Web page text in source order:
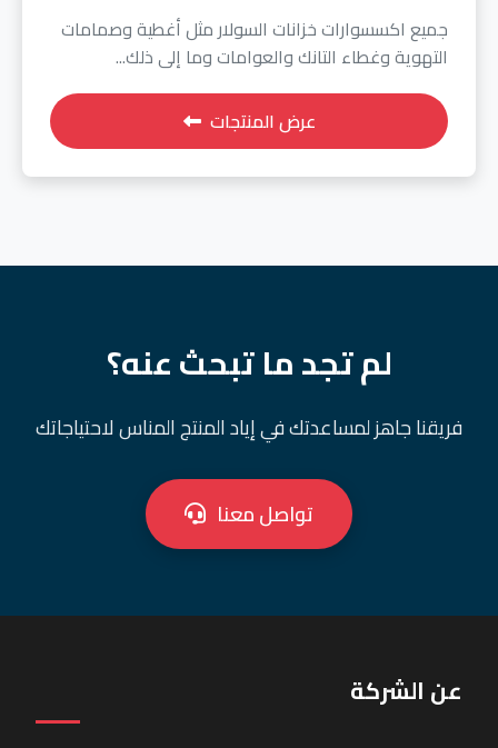
جميع اكسسوارات خزانات السولار مثل أغطية وصمامات
التهوية وغطاء التانك والعوامات وما إلى ذلك...
عرض المنتجات
لم تجد ما تبحث عنه؟
فريقنا جاهز لمساعدتك في إياد المنتج المناس لاحتياجاتك
تواصل معنا
عن الشركة